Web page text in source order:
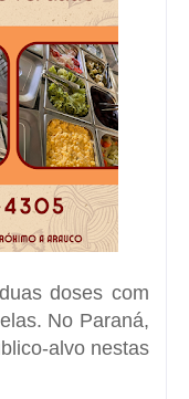
doses com
No Paraná,
alvo nestas